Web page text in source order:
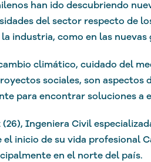
han ido descubriendo
del sector respecto de
industria, como en las nuevas
climático, cuidado del
sociales, son aspectos
para encontrar soluciones a
(26), Ingeniera Civil
el inicio de su vida profesional
en el norte del país.